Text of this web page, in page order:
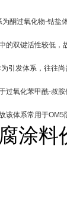
为酮过氧化物-钴盐
的双键活性较低，
引发体系，往往
过氧化苯甲酰-叔胺
该体系常用于OM5